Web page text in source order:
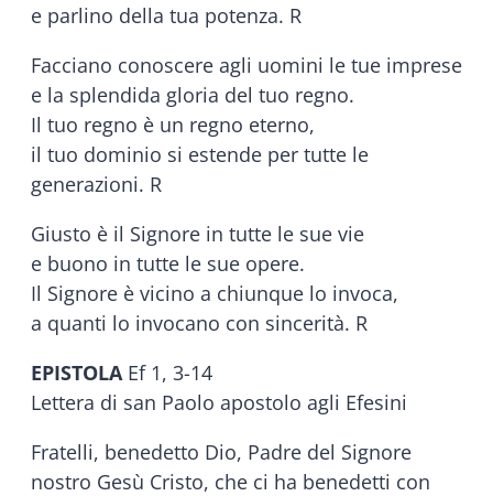
e parlino della tua potenza. R
Facciano conoscere agli uomini le tue imprese
e la splendida gloria del tuo regno.
Il tuo regno è un regno eterno,
il tuo dominio si estende per tutte le
generazioni. R
Giusto è il Signore in tutte le sue vie
e buono in tutte le sue opere.
Il Signore è vicino a chiunque lo invoca,
a quanti lo invocano con sincerità. R
EPISTOLAEf 1, 3-14
Lettera di san Paolo apostolo agli Efesini
Fratelli, benedetto Dio, Padre del Signore
nostro Gesù Cristo, che ci ha benedetti con